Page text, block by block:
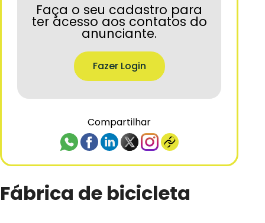
Faça o seu cadastro para
ter acesso aos contatos do
anunciante.
Fazer Login
Compartilhar
Fábrica de bicicleta